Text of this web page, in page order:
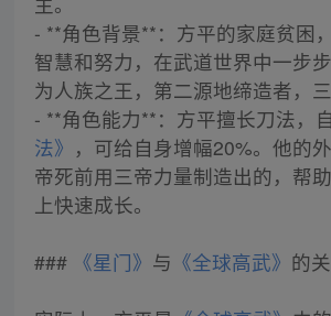
- **角色背景**：方平的家庭贫困
智慧和努力，在武道世界中一步
为人族之王，第二源地缔造者，三
- **角色能力**：方平擅长刀法，
法》 ，可给自身增幅20%。他的
帝死前用三帝力量制造出的，帮
上快速成长。
### 《星门》 与 《全球高武》 的